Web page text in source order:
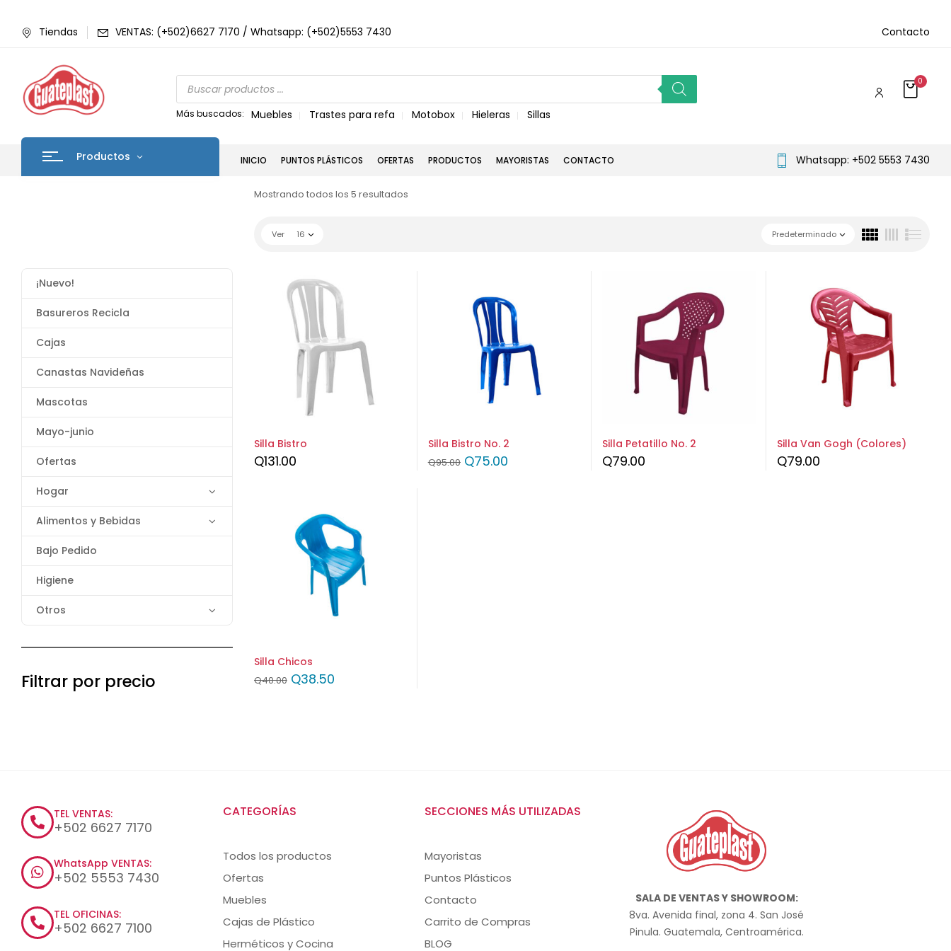
Tiendas VENTAS: (+502)6627 7170 / Whatsapp: (+502)5553 7430 Contacto
Más buscados: Muebles Trastes para refa Motobox Hieleras Sillas
0
Productos INICIO PUNTOS PLÁSTICOS OFERTAS PRODUCTOS MAYORISTAS CONTACTO Whatsapp: +502 5553 7430
¡Nuevo!
Basureros Recicla
Cajas
Canastas Navideñas
Mascotas
Mayo-junio
Ofertas
Hogar
Alimentos y Bebidas
Bajo Pedido
Higiene
Otros
Filtrar por precio
Mostrando todos los 5 resultados
Predeterminado
Ver 16
Silla Bistro
Q131.00
Silla Bistro No. 2
Q95.00 Q75.00
Silla Petatillo No. 2
Q79.00
Silla Van Gogh (Colores)
Q79.00
Silla Chicos
Q40.00 Q38.50
TEL VENTAS:
+502 6627 7170
WhatsApp VENTAS:
+502 5553 7430
TEL OFICINAS:
+502 6627 7100
CATEGORÍAS
Todos los productos
Ofertas
Muebles
Cajas de Plástico
Herméticos y Cocina
SECCIONES MÁS UTILIZADAS
Mayoristas
Puntos Plásticos
Contacto
Carrito de Compras
BLOG
SALA DE VENTAS Y SHOWROOM:
8va. Avenida final, zona 4. San José
Pinula. Guatemala, Centroamérica.